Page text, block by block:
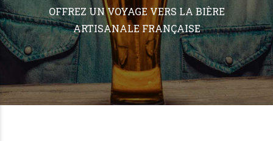
OFFREZ UN VOYAGE VERS LA BIÈRE
ARTISANALE FRANÇAISE